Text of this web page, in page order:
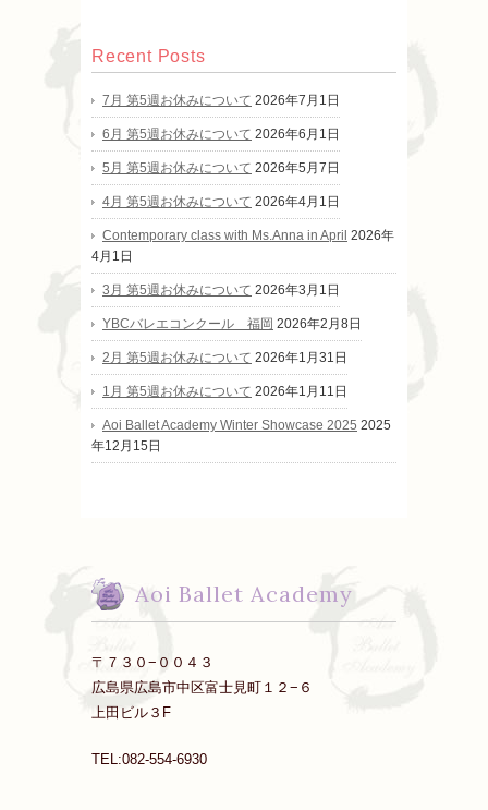
Recent Posts
7月 第5週お休みについて 2026年7月1日
6月 第5週お休みについて 2026年6月1日
5月 第5週お休みについて 2026年5月7日
4月 第5週お休みについて 2026年4月1日
Contemporary class with Ms.Anna in April 2026年
4月1日
3月 第5週お休みについて 2026年3月1日
YBCバレエコンクール 福岡 2026年2月8日
2月 第5週お休みについて 2026年1月31日
1月 第5週お休みについて 2026年1月11日
Aoi Ballet Academy Winter Showcase 2025 2025
年12月15日
Aoi Ballet Academy
〒７３０−００４３
広島県広島市中区富士見町１２−６
上田ビル３F
TEL:082-554-6930